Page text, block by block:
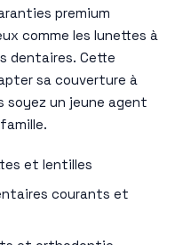
premium
comme les lunettes à
dentaires. Cette
sa couverture à
soyez un jeune agent
et lentilles
courants et